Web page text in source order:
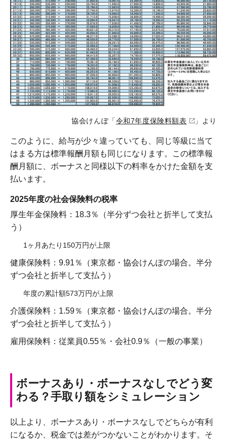
協会けんぽ「令和7年度保険料額表 」より
このように、給与が少々違っていても、同じ等級に当て
はまる方は標準報酬月額も同じになります。この標準報
酬月額に、ボーナスと同様以下の料率をかけた金額を支
払います。
2025年度の社会保険料の税率
厚生年金保険料：18.3％（半分ずつ会社と折半して支払
う）
1ヶ月あたり150万円が上限
健康保険料：9.91％（東京都・協会けんぽの場合。半分
ずつ会社と折半して支払う）
年度の累計額573万円が上限
介護保険料：1.59％（東京都・協会けんぽの場合。半分
ずつ会社と折半して支払う）
雇用保険料：従業員0.55％・会社0.9％（一般の事業）
ボーナスあり・ボーナスなしでどう変
わる？手取り額をシミュレーション
以上より、ボーナスあり・ボーナスなしでどちらが有利
になるか、税金では差がつかないことがわかります。そ